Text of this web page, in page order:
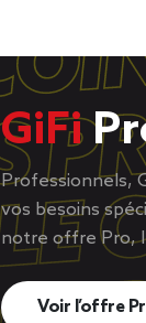
GiFi
Professionnels,
vos besoins
notre offre Pro,
Voir l’offre